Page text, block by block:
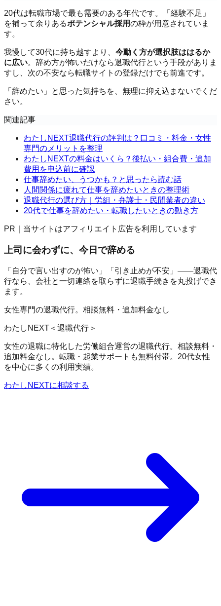
20代は転職市場で最も需要のある年代です。「経験不足」
を補って余りあるポテンシャル採用の枠が用意されていま
す。
我慢して30代に持ち越すより、 今動く方が選択肢ははるか
に広い。辞め方が怖いだけなら退職代行という手段がありま
すし、次の不安なら転職サイトの登録だけでも前進です。
「辞めたい」と思った気持ちを、無理に抑え込まないでくだ
さい。
関連記事
わたしNEXT退職代行の評判は？口コミ・料金・女性
専門のメリットを整理
わたしNEXTの料金はいくら？後払い・組合費・追加
費用を申込前に確認
仕事辞めたい、うつかも？と思ったら読む話
人間関係に疲れて仕事を辞めたいときの整理術
退職代行の選び方｜労組・弁護士・民間業者の違い
20代で仕事を辞めたい・転職したいときの動き方
PR｜当サイトはアフィリエイト広告を利用しています
上司に会わずに、今日で辞める
「自分で言い出すのが怖い」「引き止めが不安」——退職代
行なら、会社と一切連絡を取らずに退職手続きを丸投げでき
ます。
女性専門の退職代行。相談無料・追加料金なし
わたしNEXT＜退職代行＞
女性の退職に特化した労働組合運営の退職代行。相談無料・
追加料金なし。転職・起業サポートも無料付帯。20代女性
を中心に多くの利用実績。
わたしNEXTに相談する